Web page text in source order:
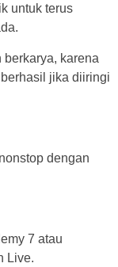
untuk terus
berkarya, karena
jika diiringi
dengan
7 atau
Live.